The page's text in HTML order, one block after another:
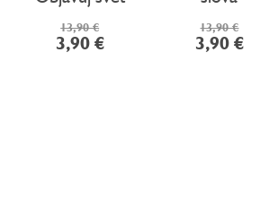
13,90 €
3,90 €
13,90 €
3,90 €